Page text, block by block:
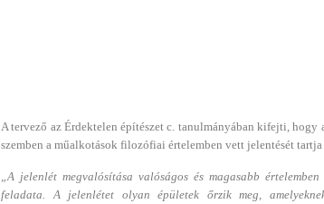
A tervező az Érdektelen építészet c. tanulmányában kifejti,
szemben a műalkotások filozófiai értelemben vett jelentését
„A jelenlét megvalósítása valóságos és magasabb
feladata. A jelenlétet olyan épületek őrzik meg,